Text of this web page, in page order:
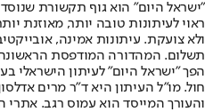
"ישראל היום" הוא גוף תקשורת
ראוי לעיתונות טובה יותר, מאוזנת
ולא צועקת. עיתונות אמינה,
הפך "ישראל היום" לעיתון הישראלי
חול. מו"ל העיתון היא ד"ר מרים
והעורך המייסד הוא עמוס רגב.